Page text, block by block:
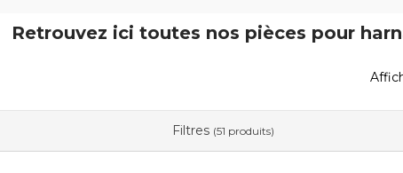
Retrouvez ici toutes nos pièces pour
Filtres (51 produits)